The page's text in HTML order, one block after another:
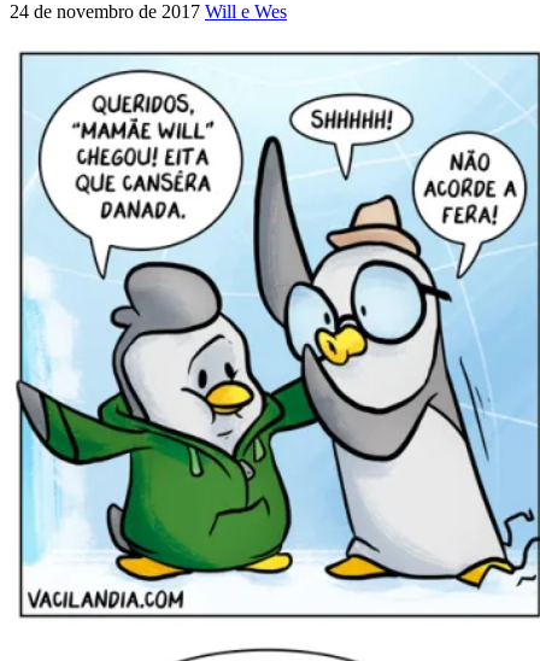
24 de novembro de 2017 Will e Wes